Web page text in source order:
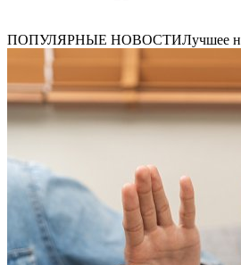
ПОПУЛЯРНЫЕ НОВОСТИЛучшее